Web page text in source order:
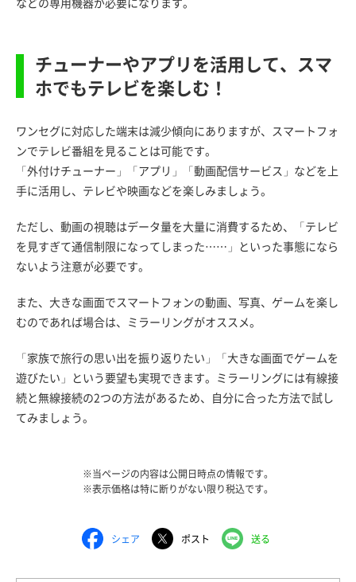
チューナーやアプリを活用して、スマ
ホでもテレビを楽しむ！
ワンセグに対応した端末は減少傾向にありますが、スマートフォ
ンでテレビ番組を見ることは可能です。
「外付けチューナー」「アプリ」「動画配信サービス」などを上
手に活用し、テレビや映画などを楽しみましょう。
ただし、動画の視聴はデータ量を大量に消費するため、「テレビ
を見すぎて通信制限になってしまった……」といった事態になら
ないよう注意が必要です。
また、大きな画面でスマートフォンの動画、写真、ゲームを楽し
むのであれば場合は、ミラーリングがオススメ。
「家族で旅行の思い出を振り返りたい」「大きな画面でゲームを
遊びたい」という要望も実現できます。ミラーリングには有線接
続と無線接続の2つの方法があるため、自分に合った方法で試し
てみましょう。
※当ページの内容は公開日時点の情報です。
※表示価格は特に断りがない限り税込です。
シェア ポスト 送る